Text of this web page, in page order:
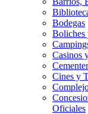
Bodegas
Boliches
Casinos
Cines y
Oficiales